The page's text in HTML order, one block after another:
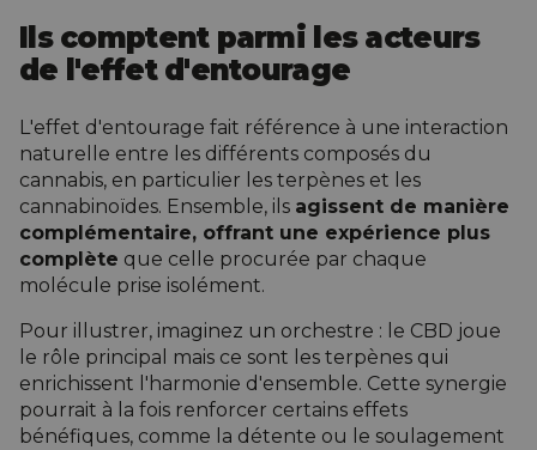
Ils comptent parmi les acteurs
de l'effet d'entourage
L'effet d'entourage fait référence à une interaction
naturelle entre les différents composés du
cannabis, en particulier les terpènes et les
cannabinoïdes. Ensemble, ils agissent de manière
complémentaire, offrant une expérience plus
complète que celle procurée par chaque
molécule prise isolément.
Pour illustrer, imaginez un orchestre : le CBD joue
le rôle principal mais ce sont les terpènes qui
enrichissent l'harmonie d'ensemble. Cette synergie
pourrait à la fois renforcer certains effets
bénéfiques, comme la détente ou le soulagement